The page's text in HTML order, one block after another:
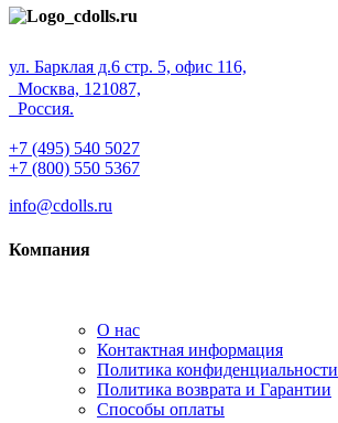
ул. Барклая д.6 стр. 5, офис 116,
Москва, 121087,
Россия.
+7 (495) 540 5027
+7 (800) 550 5367
info@cdolls.ru
Компания
О нас
Контактная информация
Политика конфиденциальности
Политика возврата и Гарантии
Способы оплаты